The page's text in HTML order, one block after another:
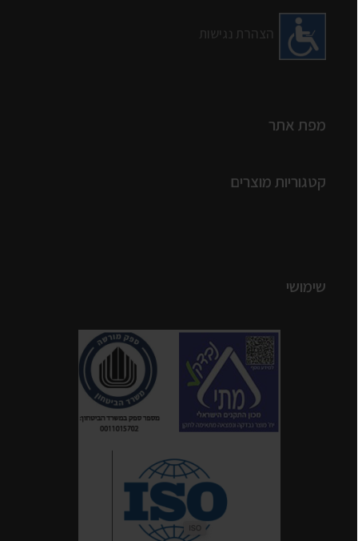
הצהרת נגישות
מפת אתר
קטגוריות מוצרים
שימושי